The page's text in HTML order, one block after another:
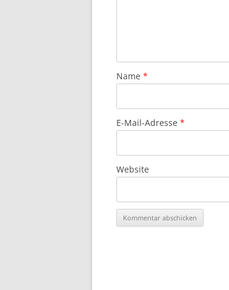
Name *
E-Mail-Adresse *
Website